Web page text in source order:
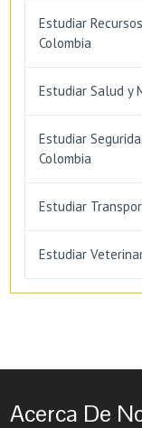
Estudiar
Colombia
Estudiar Salud y
Estudiar
Colombia
Estudiar
Estudiar
Acerca De